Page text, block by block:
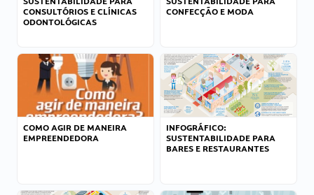
CONSULTÓRIOS E CLÍNICAS
ODONTOLÓGICAS
CONFECÇÃO E MODA
COMO AGIR DE MANEIRA
EMPREENDEDORA
INFOGRÁFICO:
SUSTENTABILIDADE PARA
BARES E RESTAURANTES